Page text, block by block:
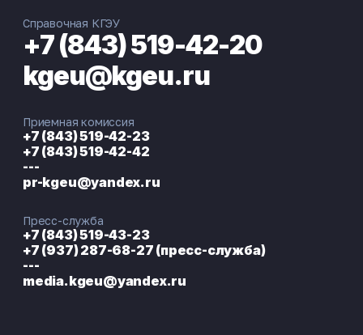
Справочная КГЭУ
+7 (843) 519-42-20
kgeu@kgeu.ru
Приемная комиссия
+7 (843) 519-42-23
+7 (843) 519-42-42
---
pr-kgeu@yandex.ru
Пресс-служба
+7 (843) 519-43-23
+7 (937) 287-68-27 (пресс-служба)
---
media.kgeu@yandex.ru